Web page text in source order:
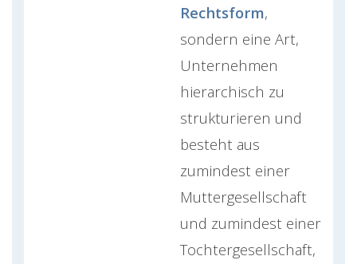
Rechtsform,
sondern eine Art,
Unternehmen
hierarchisch zu
strukturieren und
besteht aus
zumindest einer
Muttergesellschaft
und zumindest einer
Tochtergesellschaft,